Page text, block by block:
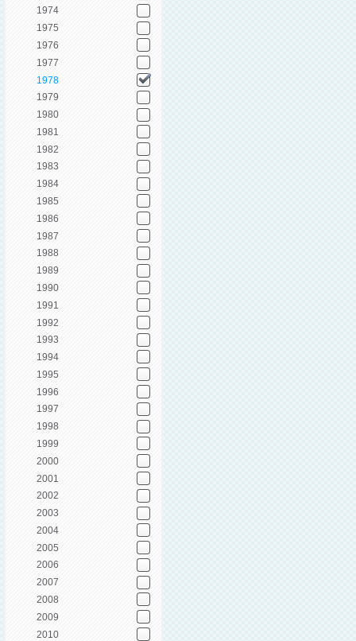
1974
1975
1976
1977
1978
1979
1980
1981
1982
1983
1984
1985
1986
1987
1988
1989
1990
1991
1992
1993
1994
1995
1996
1997
1998
1999
2000
2001
2002
2003
2004
2005
2006
2007
2008
2009
2010